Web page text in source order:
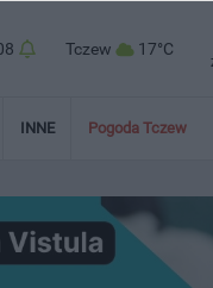
Tczew 17°C
INNE Pogoda Tczew